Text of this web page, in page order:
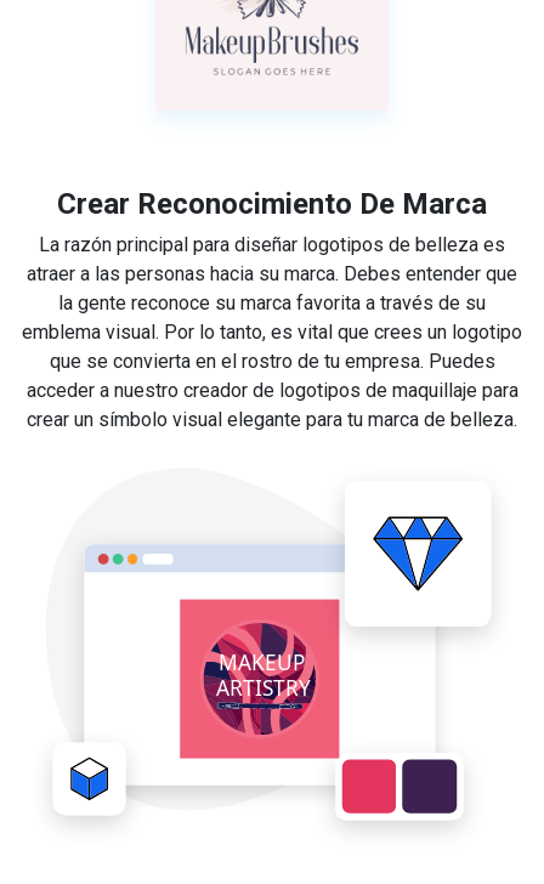
Crear Reconocimiento De Marca
La razón principal para diseñar logotipos de belleza es
atraer a las personas hacia su marca. Debes entender que
la gente reconoce su marca favorita a través de su
emblema visual. Por lo tanto, es vital que crees un logotipo
que se convierta en el rostro de tu empresa. Puedes
acceder a nuestro creador de logotipos de maquillaje para
crear un símbolo visual elegante para tu marca de belleza.